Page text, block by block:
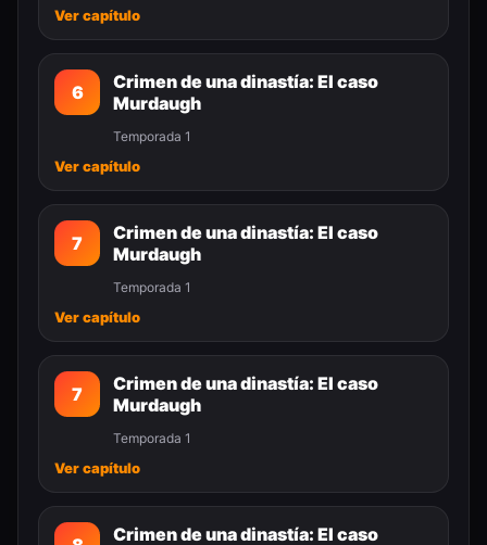
Ver capítulo
6
Crimen de una dinastía: El caso
Murdaugh
Temporada 1
Ver capítulo
7
Crimen de una dinastía: El caso
Murdaugh
Temporada 1
Ver capítulo
7
Crimen de una dinastía: El caso
Murdaugh
Temporada 1
Ver capítulo
Crimen de una dinastía: El caso